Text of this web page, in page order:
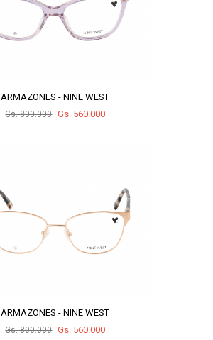
ARMAZONES - NINE WEST
Gs. 800.000 Gs. 560.000
ARMAZONES - NINE WEST
Gs. 800.000 Gs. 560.000